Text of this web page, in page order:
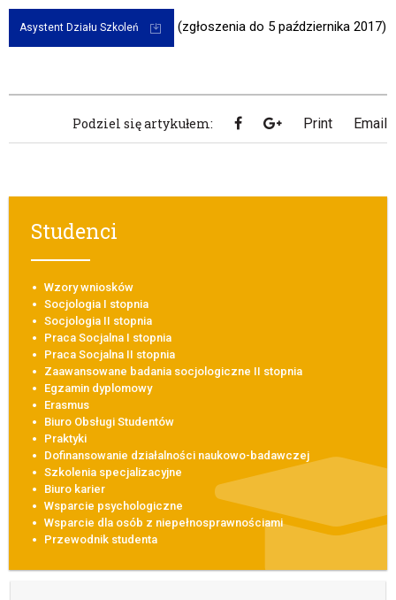
Asystent Działu Szkoleń (zgłoszenia do 5 października 2017)
Podziel się artykułem: Print Email
Studenci
Wzory wniosków
Socjologia I stopnia
Socjologia II stopnia
Praca Socjalna I stopnia
Praca Socjalna II stopnia
Zaawansowane badania socjologiczne II stopnia
Egzamin dyplomowy
Erasmus
Biuro Obsługi Studentów
Praktyki
Dofinansowanie działalności naukowo-badawczej
Szkolenia specjalizacyjne
Biuro karier
Wsparcie psychologiczne
Wsparcie dla osób z niepełnosprawnościami
Przewodnik studenta